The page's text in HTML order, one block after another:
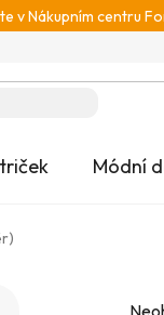
v Nákupním centru
Módní